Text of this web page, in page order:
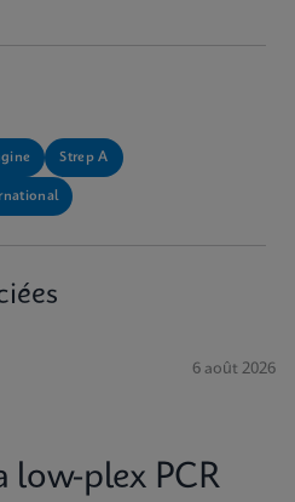
Strep A
6 août 2026
low-plex PCR